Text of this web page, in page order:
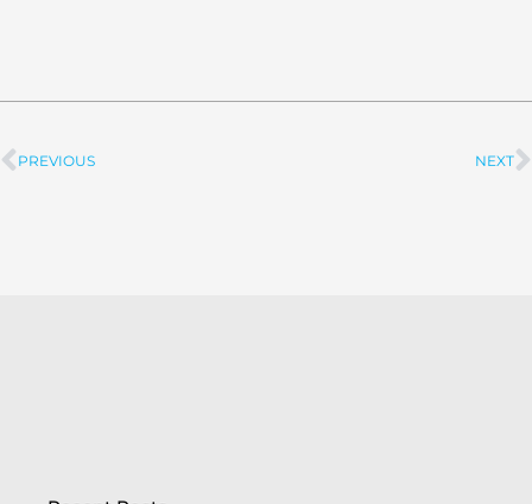
Prev
PREVIOUS NEXT